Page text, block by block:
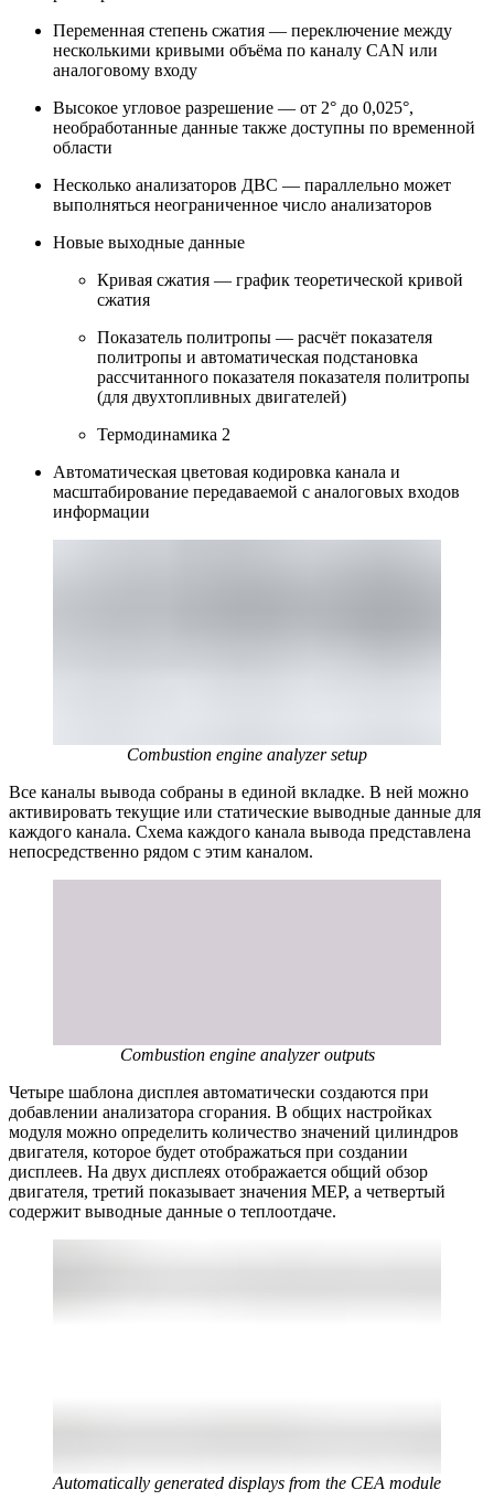
Переменная степень сжатия — переключение между
несколькими кривыми объёма по каналу CAN или
аналоговому входу
Высокое угловое разрешение — от 2° до 0,025°,
необработанные данные также доступны по временной
области
Несколько анализаторов ДВС — параллельно может
выполняться неограниченное число анализаторов
Новые выходные данные
Кривая сжатия — график теоретической кривой
сжатия
Показатель политропы — расчёт показателя
политропы и автоматическая подстановка
рассчитанного показателя показателя политропы
(для двухтопливных двигателей)
Термодинамика 2
Автоматическая цветовая кодировка канала и
масштабирование передаваемой с аналоговых входов
информации
Combustion engine analyzer setup
Все каналы вывода собраны в единой вкладке. В ней можно
активировать текущие или статические выводные данные для
каждого канала. Схема каждого канала вывода представлена
непосредственно рядом с этим каналом.
Combustion engine analyzer outputs
Четыре шаблона дисплея автоматически создаются при
добавлении анализатора сгорания. В общих настройках
модуля можно определить количество значений цилиндров
двигателя, которое будет отображаться при создании
дисплеев. На двух дисплеях отображается общий обзор
двигателя, третий показывает значения MEP, а четвертый
содержит выводные данные о теплоотдаче.
Automatically generated displays from the CEA module